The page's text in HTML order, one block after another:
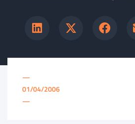
—
01/04/2006
—